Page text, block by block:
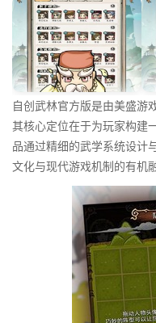
自创武林官方版是由美盛游
其核心定位在于为玩家构建
品通过精细的武学系统设计
文化与现代游戏机制的有机融